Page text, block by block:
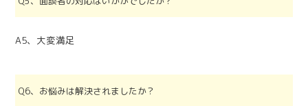
A5、大変満足
Q6、お悩みは解決されましたか？